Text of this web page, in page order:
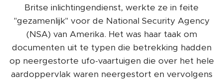
Britse inlichtingendienst, werkte ze in feite
"gezamenlijk" voor de National Security Agency
(NSA) van Amerika. Het was haar taak om
documenten uit te typen die betrekking hadden
op neergestorte ufo-vaartuigen die over het hele
aardoppervlak waren neergestort en vervolgens